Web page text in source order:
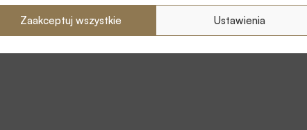
Zaakceptuj wszystkie Ustawienia